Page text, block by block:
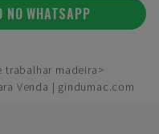
NO WHATSAPP
trabalhar madeira
Venda | gindumac.com